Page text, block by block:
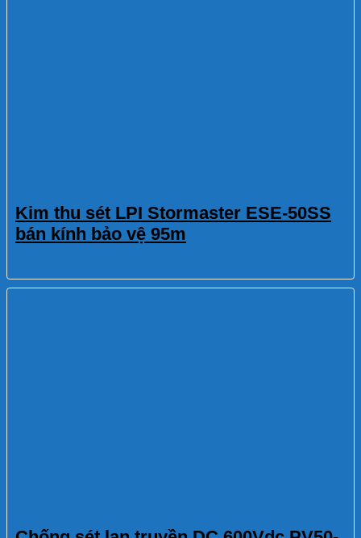
Kim thu sét LPI Stormaster ESE-50SS
bán kính bảo vệ 95m